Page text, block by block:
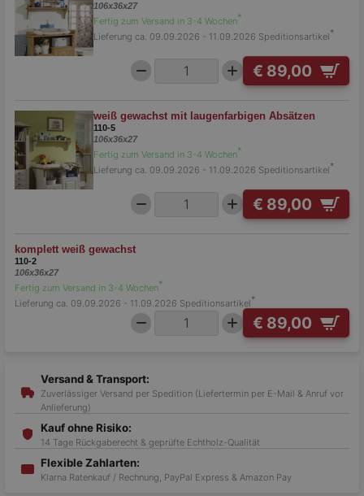
106x36x27
Fertig zum Versand in 3-4 Wochen*
Lieferung ca. 09.09.2026 - 11.09.2026 Speditionsartikel*
€ 89,00
weiß gewachst mit laugenfarbigen Absätzen
110-5
106x36x27
Fertig zum Versand in 3-4 Wochen*
Lieferung ca. 09.09.2026 - 11.09.2026 Speditionsartikel*
€ 89,00
komplett weiß gewachst
110-2
106x36x27
Fertig zum Versand in 3-4 Wochen*
Lieferung ca. 09.09.2026 - 11.09.2026 Speditionsartikel*
€ 89,00
Versand & Transport:
Zuverlässiger Versand per Spedition (Liefertermin per E-Mail & Anruf vor
Anlieferung)
Kauf ohne Risiko:
14 Tage Rückgaberecht & geprüfte Echtholz-Qualität
Flexible Zahlarten:
Klarna Ratenkauf / Rechnung, PayPal Express & Amazon Pay